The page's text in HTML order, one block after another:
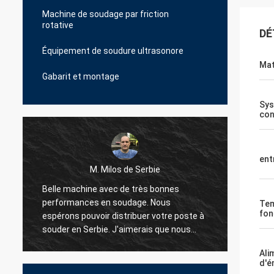
Machine de soudage par friction
rotative
Équipement de soudure ultrasonore
Gabarit et montage
M. Milos de Serbie
Belle machine avec de très bonnes
performances en soudage. Nous
espérons pouvoir distribuer votre poste à
souder en Serbie. J'aimerais que nous
ayons une bonne coopération.